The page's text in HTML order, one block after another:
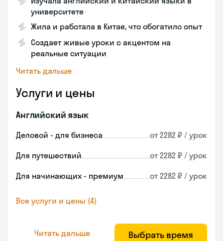
университете
Жила и работала в Китае, что обогатило опыт
Создает живые уроки с акцентом на
реальные ситуации
Читать дальше
Услуги и цены
Английский язык
Деловой - для бизнеса от 2282 ₽ / урок
Для путешествий от 2282 ₽ / урок
Для начинающих - премиум от 2282 ₽ / урок
Все услуги и цены (4)
Читать дальше Выбрать время